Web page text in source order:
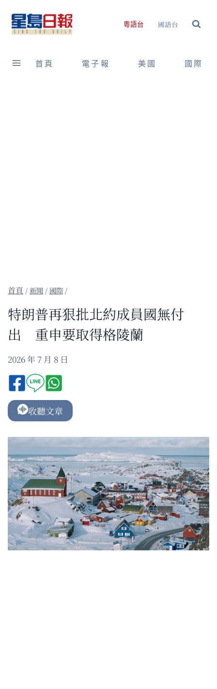
content
粵語台 國語台
首頁 電子報 美國 國際
/新聞 / 國際 /
特朗普再狠批北約成員國無付
出 重申要取得格陵蘭
2026 年 7 月 8 日
收聽文章